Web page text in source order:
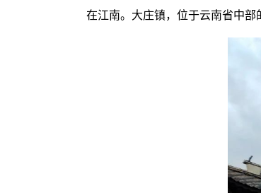
在江南。大庄镇，位于云南省中部